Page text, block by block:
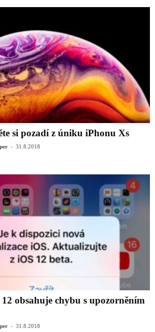
si pozadí z úniku iPhonu Xs
- 31.8.2018
obsahuje chybu s upozorněním
- 31.8.2018